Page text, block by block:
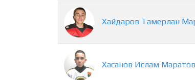
Хайдаров Тамерлан
Хасанов Ислам